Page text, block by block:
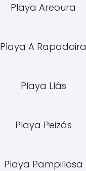
Playa Areoura
Playa A Rapadoira
Playa Llás
Playa Peizás
Playa Pampillosa